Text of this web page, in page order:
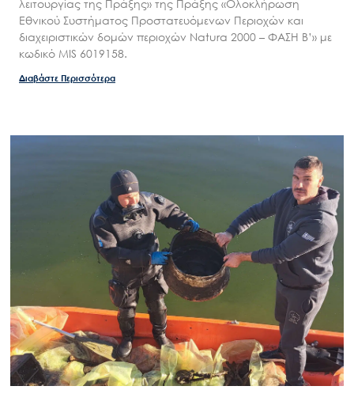
Ο.ΦΥ.ΠΕ.Κ.Α.
Νέα – Δημοσιότητα
Άξονες δράσης
Μ.Δ.Π.Π.
Έργα
Εισιτήρια
Επικοινωνία
λειτουργίας της Πράξης» της Πράξης «Ολοκλήρωση
Εθνικού Συστήματος Προστατευόμενων Περιοχών και
διαχειριστικών δομών περιοχών Natura 2000 – ΦΑΣΗ Β’» με
κωδικό MIS 6019158.
Διαβάστε Περισσότερα